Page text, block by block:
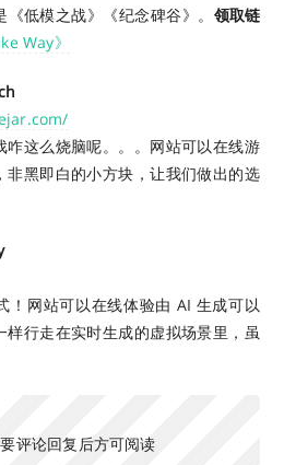
低模之战》《纪念碑谷》。 领取链
Way》
咋这么烧脑呢。。。网站可以在线游
非黑即白的小方块，让我们做出的选
！网站可以在线体验由 AI 生成可以
行走在实时生成的虚拟场景里，虽
评论回复后方可阅读